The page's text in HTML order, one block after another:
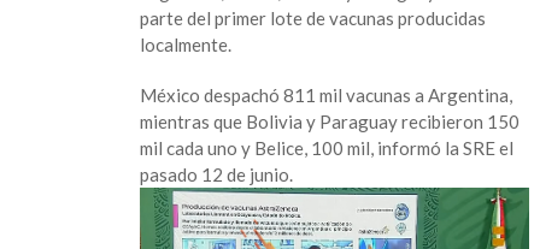
parte del primer lote de vacunas producidas
localmente.
México despachó 811 mil vacunas a Argentina,
mientras que Bolivia y Paraguay recibieron 150
mil cada uno y Belice, 100 mil, informó la SRE el
pasado 12 de junio.